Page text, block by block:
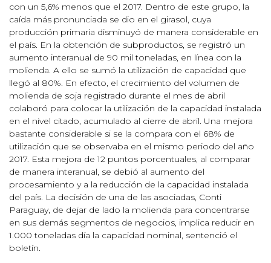
con un 5,6% menos que el 2017. Dentro de este grupo, la
caída más pronunciada se dio en el girasol, cuya
producción primaria disminuyó de manera considerable en
el país. En la obtención de subproductos, se registró un
aumento interanual de 90 mil toneladas, en línea con la
molienda. A ello se sumó la utilización de capacidad que
llegó al 80%. En efecto, el crecimiento del volumen de
molienda de soja registrado durante el mes de abril
colaboró para colocar la utilización de la capacidad instalada
en el nivel citado, acumulado al cierre de abril. Una mejora
bastante considerable si se la compara con el 68% de
utilización que se observaba en el mismo periodo del año
2017. Esta mejora de 12 puntos porcentuales, al comparar
de manera interanual, se debió al aumento del
procesamiento y a la reducción de la capacidad instalada
del país. La decisión de una de las asociadas, Conti
Paraguay, de dejar de lado la molienda para concentrarse
en sus demás segmentos de negocios, implica reducir en
1.000 toneladas día la capacidad nominal, sentenció el
boletín.